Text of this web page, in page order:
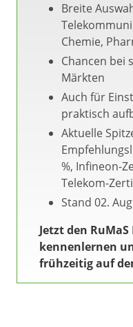
Breite
Chemie,
Chancen bei
Märkten
Auch für
praktisch
Aktuelle
%, Infineon-
Telekom-
Stand 02.
Jetzt den RuMaS
kennenlernen
frühzeitig auf